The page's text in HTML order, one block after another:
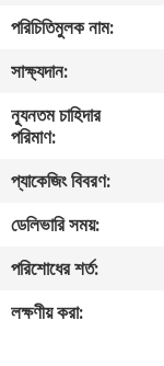
আমাদের
সম্পর্কে
ফ্যাক্টরি
ট্যুর
মান
নিয়ন্ত্রণ
পরিচিতিমুলক নাম:
সাক্ষ্যদান:
ন্যূনতম চাহিদার
পরিমাণ:
প্যাকেজিং বিবরণ:
ডেলিভারি সময়:
পরিশোধের শর্ত:
লক্ষণীয় করা: